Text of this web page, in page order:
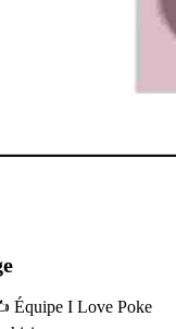
Équipe I Love Poke